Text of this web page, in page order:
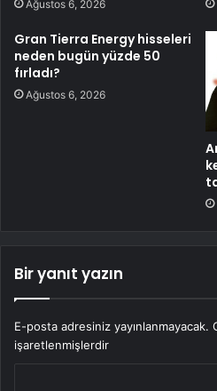
Ağustos 6, 2026
Gran Tierra Energy hisseleri
neden bugün yüzde 50
fırladı?
Ağustos 6, 2026
Bir yanıt yazın
E-posta adresiniz yayınlanmayacak.
işaretlenmişlerdir